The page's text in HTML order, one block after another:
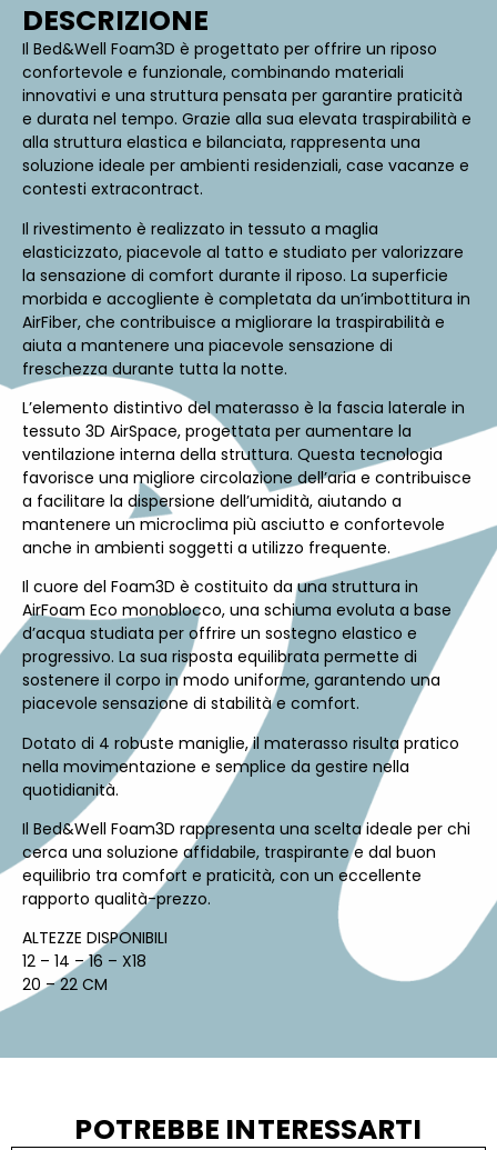
DESCRIZIONE
Il Bed&Well Foam3D è progettato per offrire un riposo
confortevole e funzionale, combinando materiali
innovativi e una struttura pensata per garantire praticità
e durata nel tempo. Grazie alla sua elevata traspirabilità e
alla struttura elastica e bilanciata, rappresenta una
soluzione ideale per ambienti residenziali, case vacanze e
contesti extracontract.
Il rivestimento è realizzato in tessuto a maglia
elasticizzato, piacevole al tatto e studiato per valorizzare
la sensazione di comfort durante il riposo. La superficie
morbida e accogliente è completata da un’imbottitura in
AirFiber, che contribuisce a migliorare la traspirabilità e
aiuta a mantenere una piacevole sensazione di
freschezza durante tutta la notte.
L’elemento distintivo del materasso è la fascia laterale in
tessuto 3D AirSpace, progettata per aumentare la
ventilazione interna della struttura. Questa tecnologia
favorisce una migliore circolazione dell’aria e contribuisce
a facilitare la dispersione dell’umidità, aiutando a
mantenere un microclima più asciutto e confortevole
anche in ambienti soggetti a utilizzo frequente.
Il cuore del Foam3D è costituito da una struttura in
AirFoam Eco monoblocco, una schiuma evoluta a base
d’acqua studiata per offrire un sostegno elastico e
progressivo. La sua risposta equilibrata permette di
sostenere il corpo in modo uniforme, garantendo una
piacevole sensazione di stabilità e comfort.
Dotato di 4 robuste maniglie, il materasso risulta pratico
nella movimentazione e semplice da gestire nella
quotidianità.
Il Bed&Well Foam3D rappresenta una scelta ideale per chi
cerca una soluzione affidabile, traspirante e dal buon
equilibrio tra comfort e praticità, con un eccellente
rapporto qualità-prezzo.
ALTEZZE DISPONIBILI
12 – 14 – 16 – X18
20 – 22 CM
POTREBBE INTERESSARTI